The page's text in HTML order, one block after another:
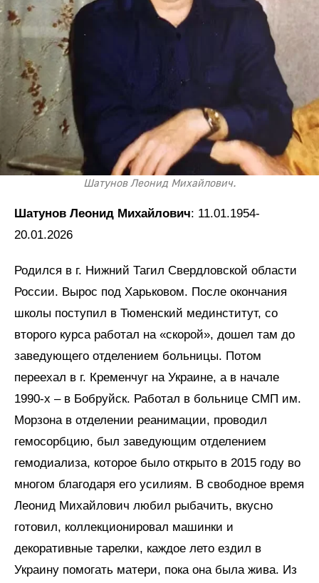
Шатунов Леонид Михайлович.
Шатунов Леонид Михайлович: 11.01.1954-
20.01.2026
Родился в г. Нижний Тагил Свердловской области
России. Вырос под Харьковом. После окончания
школы поступил в Тюменский мединститут, со
второго курса работал на «скорой», дошел там до
заведующего отделением больницы. Потом
переехал в г. Кременчуг на Украине, а в начале
1990-х – в Бобруйск. Работал в больнице СМП им.
Морзона в отделении реанимации, проводил
гемосорбцию, был заведующим отделением
гемодиализа, которое было открыто в 2015 году во
многом благодаря его усилиям. В свободное время
Леонид Михайлович любил рыбачить, вкусно
готовил, коллекционировал машинки и
декоративные тарелки, каждое лето ездил в
Украину помогать матери, пока она была жива. Из